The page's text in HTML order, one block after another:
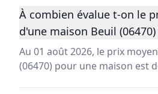
À combien évalue t-on le
d'une maison Beuil (06470)
Au 01 août 2026, le prix
(06470) pour une maison est